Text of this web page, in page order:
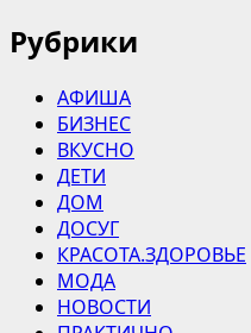
Рубрики
АФИША
БИЗНЕС
ВКУСНО
ДЕТИ
ДОМ
ДОСУГ
КРАСОТА.ЗДОРОВЬЕ
МОДА
НОВОСТИ